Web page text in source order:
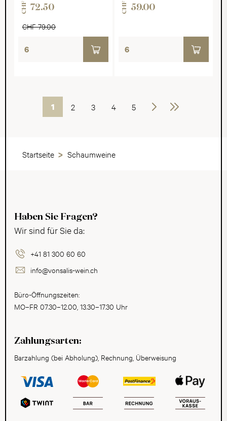
CHF 72.50
CHF 79.00
CHF 59.00
1 2 3 4 5 Weiter Letzte
Startseite Schaumweine
Haben Sie Fragen?
Wir sind für Sie da:
+41 81 300 60 60
info@vonsalis-wein.ch
Büro-Öffnungszeiten:
MO–FR 07.30–12.00, 13.30–17.30 Uhr
Zahlungsarten:
Barzahlung (bei Abholung), Rechnung, Überweisung